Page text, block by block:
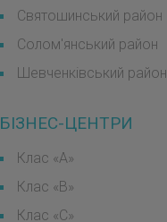
Святошинський район
Солом'янський район
Шевченківський район
БІЗНЕС-ЦЕНТРИ
Клас «А»
Клас «B»
Клас «С»